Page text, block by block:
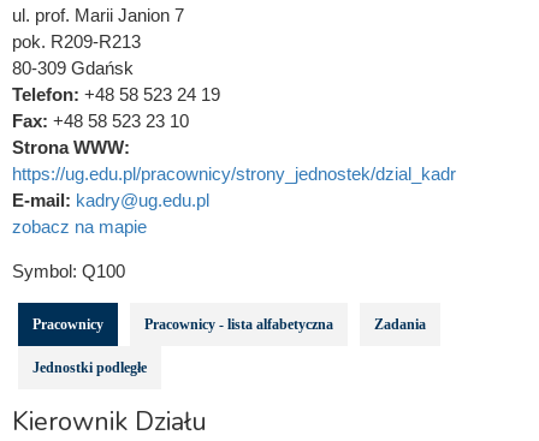
ul. prof. Marii Janion 7
pok. R209-R213
80-309 Gdańsk
Telefon: +48 58 523 24 19
Fax: +48 58 523 23 10
Strona WWW:
https://ug.edu.pl/pracownicy/strony_jednostek/dzial_kadr
E-mail: kadry@ug.edu.pl
zobacz na mapie
Symbol: Q100
Pracownicy Pracownicy - lista alfabetyczna Zadania
Jednostki podległe
Kierownik Działu